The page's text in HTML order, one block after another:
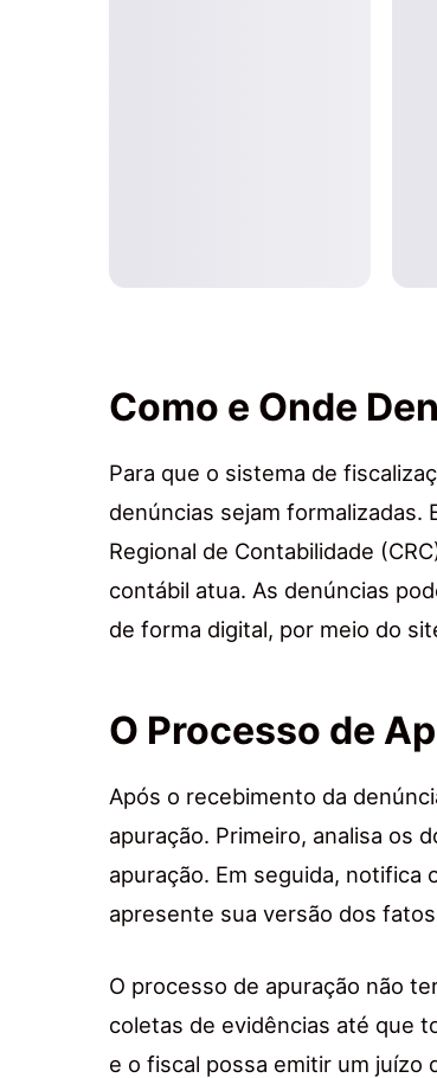
Como e Onde
Para que o sistema de
denúncias sejam formalizadas.
Regional de Contabilidade
contábil atua. As denúncias
de forma digital, por meio do
O Processo de
Após o recebimento da
apuração. Primeiro, analisa os
apuração. Em seguida, notifica
apresente sua versão dos
O processo de apuração não
coletas de evidências até que
e o fiscal possa emitir um juízo